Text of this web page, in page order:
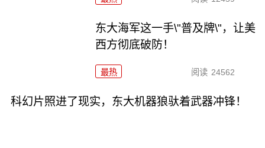
东大海军这一手\"普及牌\"，让美
西方彻底破防！
最热 阅读 24562
科幻片照进了现实，东大机器狼驮着武器冲锋！